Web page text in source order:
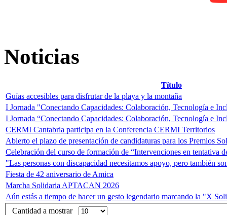
Noticias
Título
Guías accesibles para disfrutar de la playa y la montaña
I Jornada "Conectando Capacidades: Colaboración, Tecnología e
I Jornada “Conectando Capacidades: Colaboración, Tecnología e
CERMI Cantabria participa en la Conferencia CERMI Territorios
Abierto el plazo de presentación de candidaturas para los Premios
Celebración del curso de formación de “Intervenciones en tentativa
"Las personas con discapacidad necesitamos apoyo, pero también
Fiesta de 42 aniversario de Amica
Marcha Solidaria APTACAN 2026
Aún estás a tiempo de hacer un gesto legendario marcando la "X
Cantidad a mostrar